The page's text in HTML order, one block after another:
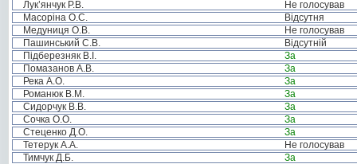
Лук’янчук Р.В.
Не голосував
Масоріна О.С.
Відсутня
Медуниця О.В.
Не голосував
Пашинський С.В.
Відсутній
Підберезняк В.І.
За
Помазанов А.В.
За
Река А.О.
За
Романюк В.М.
За
Сидорчук В.В.
За
Сочка О.О.
За
Стеценко Д.О.
За
Тетерук А.А.
Не голосував
Тимчук Д.Б.
За